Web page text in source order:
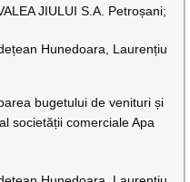
JIULUI S.A. Petroșani;
Hunedoara, Laurențiu
bugetului de venituri și
societății comerciale Apa